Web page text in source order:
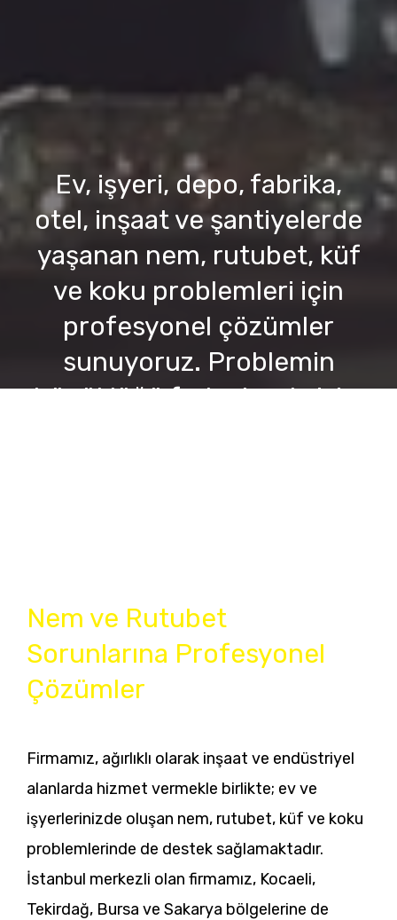
Ev, işyeri, depo, fabrika,
otel, inşaat ve şantiyelerde
yaşanan nem, rutubet, küf
ve koku problemleri için
profesyonel çözümler
sunuyoruz. Problemin
büyüklüğü fark etmeksizin,
Nem ve Rutubet
Sorunlarına Profesyonel
Çözümler
Firmamız, ağırlıklı olarak inşaat ve endüstriyel
alanlarda hizmet vermekle birlikte; ev ve
işyerlerinizde oluşan nem, rutubet, küf ve koku
problemlerinde de destek sağlamaktadır.
İstanbul merkezli olan firmamız, Kocaeli,
Tekirdağ, Bursa ve Sakarya bölgelerine de